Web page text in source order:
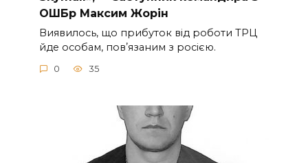
ОШБр Максим Жорін
Виявилось, що прибуток від роботи ТРЦ
йде особам, повʼязаним з росією.
0 35